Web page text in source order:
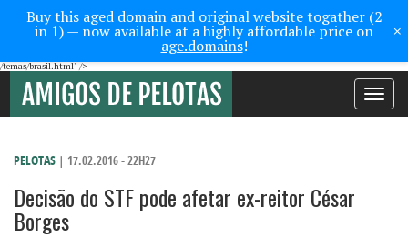
Buy this aged domain and original website togather (2
in 1) — now available at a highly affordable price on
age.domains!
×
/temas/brasil.html" />
Toggle
PELOTAS | 17.02.2016 - 22H27
Decisão do STF pode afetar ex-reitor César
Borges